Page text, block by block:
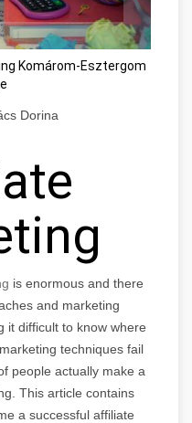
Komárom-Esztergom
Dorina
is enormous and there
and marketing
it difficult to know where
techniques fail
people actually make a
This article contains
a successful affiliate